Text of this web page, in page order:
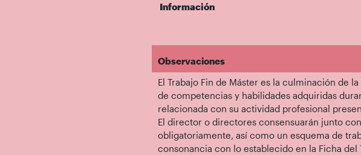
Información
Observaciones
El Trabajo Fin de Máster es la culminación de
de competencias y habilidades adquiridas
relacionada con su actividad profesional
El director o directores consensuarán junto
obligatoriamente, así como un esquema de
consonancia con lo establecido en la Ficha